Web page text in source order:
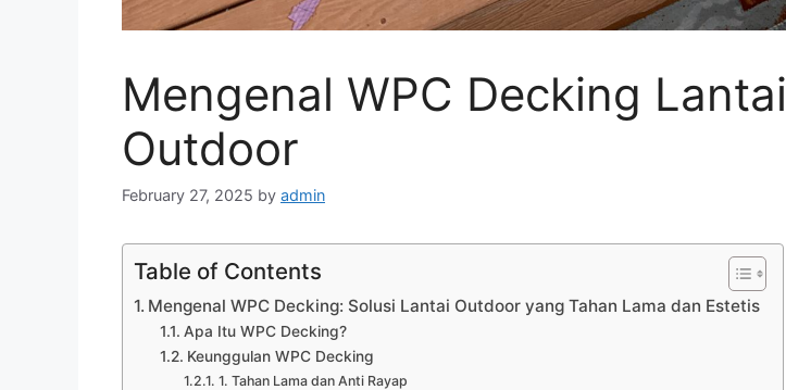
Mengenal WPC Decking Lantai
Outdoor
February 27, 2025 by admin
Table of Contents
Mengenal WPC Decking: Solusi Lantai Outdoor yang Tahan Lama dan Estetis
Apa Itu WPC Decking?
Keunggulan WPC Decking
1. Tahan Lama dan Anti Rayap